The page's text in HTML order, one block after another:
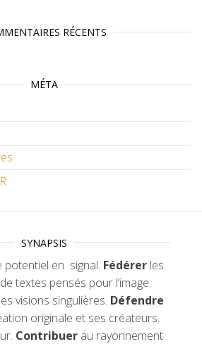
RÉCENTS
MÉTA
SYNAPSIS
potentiel en signal. Fédérer les
textes pensés pour l’image.
les visions singulières. Défendre
originale et ses créateurs.
Contribuer au rayonnement